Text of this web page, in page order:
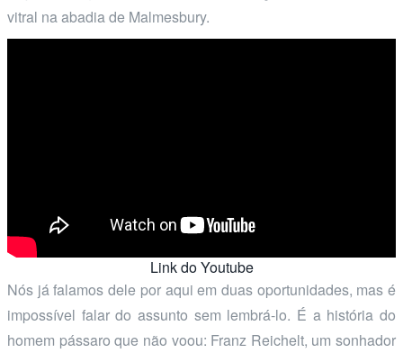
vitral na abadia de Malmesbury.
Link do Youtube
Nós já falamos dele por aqui em duas oportunidades, mas é
impossível falar do assunto sem lembrá-lo. É a história do
homem pássaro que não voou: Franz Reichelt, um sonhador